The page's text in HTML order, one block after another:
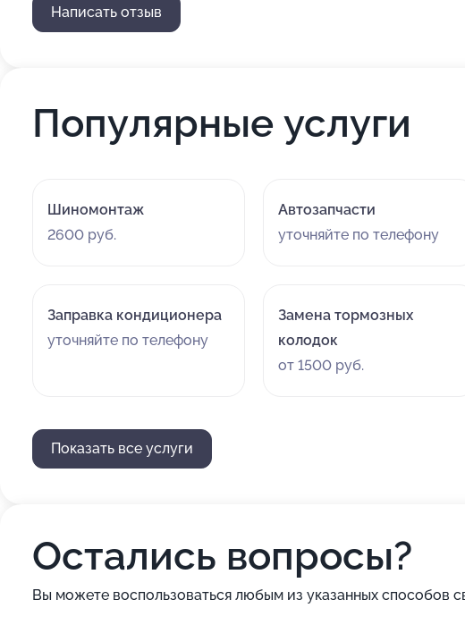
Написать отзыв
Популярные услуги
Шиномонтаж
2600 руб.
Автозапчасти
уточняйте по телефону
Заправка кондиционера
уточняйте по телефону
Замена тормозных
колодок
от 1500 руб.
Показать все услуги
Остались вопросы?
Вы можете воспользоваться любым из указанных способов